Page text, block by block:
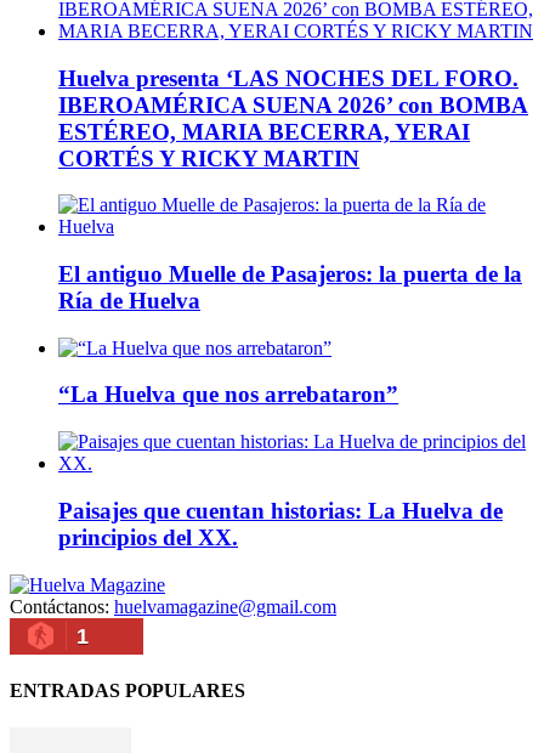
Huelva presenta ‘LAS NOCHES DEL FORO.
IBEROAMÉRICA SUENA 2026’ con BOMBA
ESTÉREO, MARIA BECERRA, YERAI
CORTÉS Y RICKY MARTIN
El antiguo Muelle de Pasajeros: la puerta de la
Ría de Huelva
“La Huelva que nos arrebataron”
Paisajes que cuentan historias: La Huelva de
principios del XX.
Contáctanos: huelvamagazine@gmail.com
1
ENTRADAS POPULARES